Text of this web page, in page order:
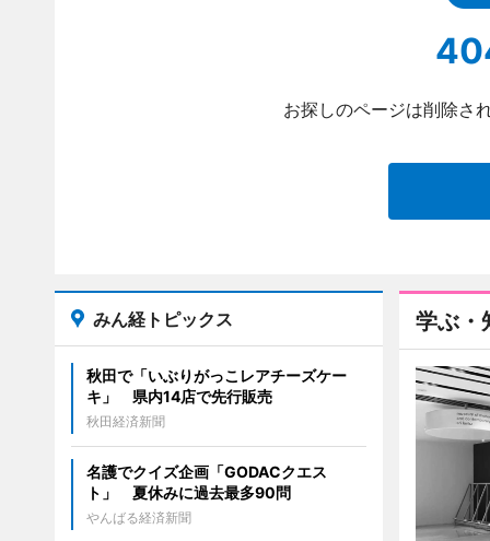
お探しのページは削除さ
学ぶ・
みん経トピックス
秋田で「いぶりがっこレアチーズケー
キ」 県内14店で先行販売
秋田経済新聞
名護でクイズ企画「GODACクエス
ト」 夏休みに過去最多90問
やんばる経済新聞